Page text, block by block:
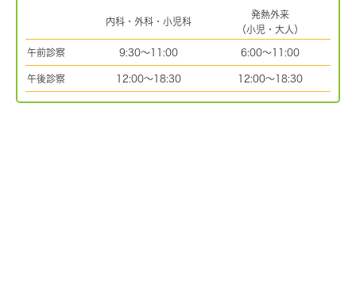
内科・外科・小児科
発熱外来
（小児・大人）
午前診察 9:30～11:00 6:00～11:00
午後診察 12:00～18:30 12:00～18:30